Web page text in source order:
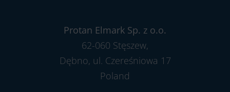
Protan Elmark Sp. z o.o.
62-060 Stęszew,
Dębno, ul. Czereśniowa 17
Poland